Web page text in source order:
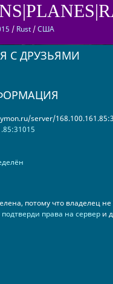
/ Rust/США
С ДРУЗЬЯМИ
server/
потому что владелец
подтверди права на сервери